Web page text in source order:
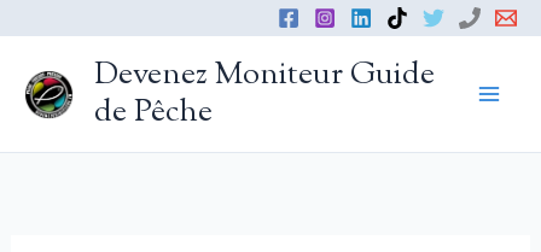
contenu
Devenez Moniteur Guide
de Pêche